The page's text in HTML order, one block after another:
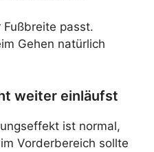
Fußbreite passt.
Gehen natürlich
weiter einläufst
ist normal,
Vorderbereich sollte